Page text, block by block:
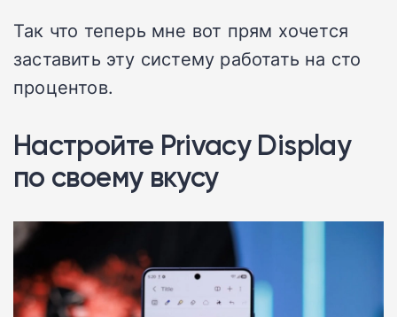
Так что теперь мне вот прям хочется
заставить эту систему работать на сто
процентов.
Настройте Privacy Display
по своему вкусу